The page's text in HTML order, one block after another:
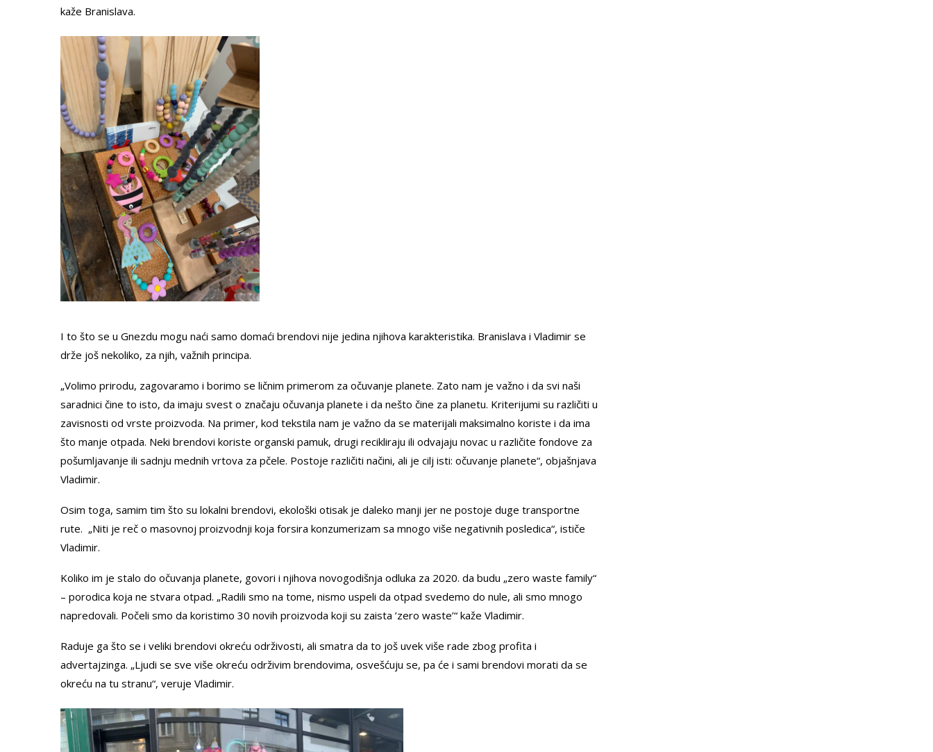
kaže Branislava.
I to što se u Gnezdu mogu naći samo domaći brendovi nije jedina njihova karakteristika. Branislava i Vladimir se
drže još nekoliko, za njih, važnih principa.
„Volimo prirodu, zagovaramo i borimo se ličnim primerom za očuvanje planete. Zato nam je važno i da svi naši
saradnici čine to isto, da imaju svest o značaju očuvanja planete i da nešto čine za planetu. Kriterijumi su različiti u
zavisnosti od vrste proizvoda. Na primer, kod tekstila nam je važno da se materijali maksimalno koriste i da ima
što manje otpada. Neki brendovi koriste organski pamuk, drugi recikliraju ili odvajaju novac u različite fondove za
pošumljavanje ili sadnju mednih vrtova za pčele. Postoje različiti načini, ali je cilj isti: očuvanje planete“, objašnjava
Vladimir.
Osim toga, samim tim što su lokalni brendovi, ekološki otisak je daleko manji jer ne postoje duge transportne
rute. „Niti je reč o masovnoj proizvodnji koja forsira konzumerizam sa mnogo više negativnih posledica“, ističe
Vladimir.
Koliko im je stalo do očuvanja planete, govori i njihova novogodišnja odluka za 2020. da budu „zero waste family“
– porodica koja ne stvara otpad. „Radili smo na tome, nismo uspeli da otpad svedemo do nule, ali smo mnogo
napredovali. Počeli smo da koristimo 30 novih proizvoda koji su zaista ’zero waste’“ kaže Vladimir.
Raduje ga što se i veliki brendovi okreću održivosti, ali smatra da to još uvek više rade zbog profita i
advertajzinga. „Ljudi se sve više okreću održivim brendovima, osvešćuju se, pa će i sami brendovi morati da se
okreću na tu stranu“, veruje Vladimir.